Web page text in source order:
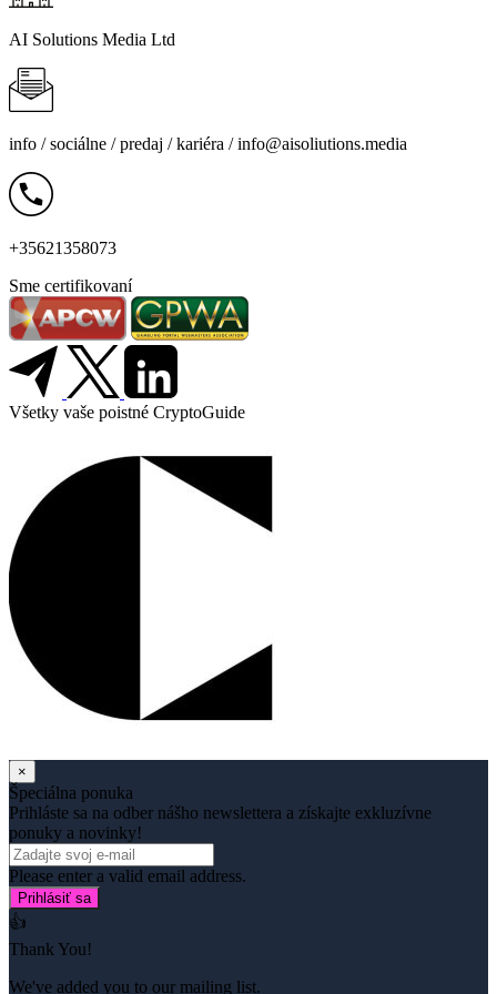
AI Solutions Media Ltd
info /sociálne /predaj /kariéra /info@aisoliutions.media
+35621358073
Sme certifikovaní
Všetky vaše poistné CryptoGuide
×
Špeciálna ponuka
Prihláste sa na odber nášho newslettera a získajte exkluzívne
ponuky a novinky!
Please enter a valid email address.
Prihlásiť sa
👍
Thank You!
We've added you to our mailing list.